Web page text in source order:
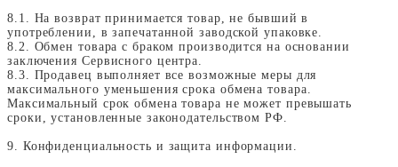
8.1. На возврат принимается товар, не бывший в
употреблении, в запечатанной заводской упаковке.
8.2. Обмен товара с браком производится на основании
заключения Сервисного центра.
8.3. Продавец выполняет все возможные меры для
максимального уменьшения срока обмена товара.
Максимальный срок обмена товара не может превышать
сроки, установленные законодательством РФ.
9. Конфиденциальность и защита информации.